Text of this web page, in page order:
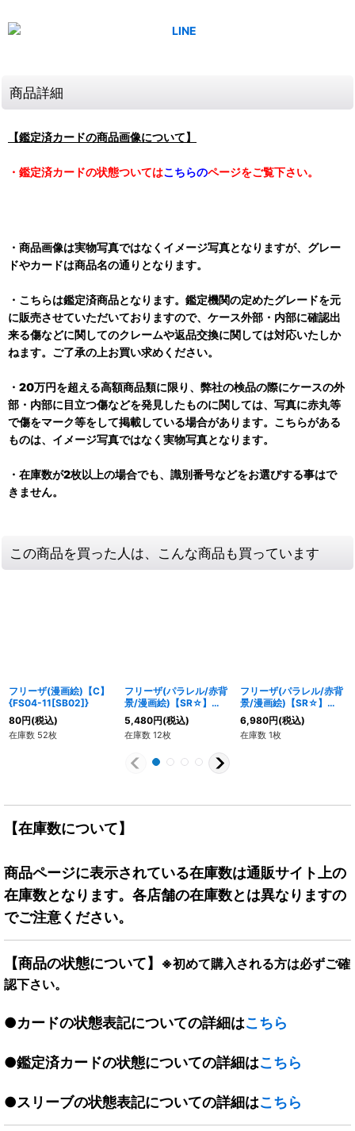
商品詳細
【鑑定済カードの商品画像について】
・鑑定済カードの状態ついてはこちらのページをご覧下さい。
・商品画像は実物写真ではなくイメージ写真となりますが、グレー
ドやカードは商品名の通りとなります。
・こちらは鑑定済商品となります。鑑定機関の定めたグレードを元
に販売させていただいておりますので、ケース外部・内部に確認出
来る傷などに関してのクレームや返品交換に関しては対応いたしか
ねます。ご了承の上お買い求めください。
・20万円を超える高額商品類に限り、弊社の検品の際にケースの外
部・内部に目立つ傷などを発見したものに関しては、写真に赤丸等
で傷をマーク等をして掲載している場合があります。こちらがある
ものは、イメージ写真ではなく実物写真となります。
・在庫数が2枚以上の場合でも、識別番号などをお選びする事はで
きません。
この商品を買った人は、こんな商品も買っています
フリーザ(漫画絵)【C】
{FS04-11[SB02]}
80円(税込)
在庫数 52枚
フリーザ(パラレル/赤背
景/漫画絵)【SR☆】
{SB02-053}
5,480円(税込)
在庫数 12枚
フリーザ(パラレル/赤背
景/漫画絵)【SR☆】
{SB02-054}
6,980円(税込)
在庫数 1枚
【在庫数について】
商品ページに表示されている在庫数は通販サイト上の
在庫数となります。各店舗の在庫数とは異なりますの
でご注意ください。
【商品の状態について】
※初めて購入される方は必ずご確
認下さい。
●カードの状態表記についての詳細はこちら
●鑑定済カードの状態についての詳細はこちら
●スリーブの状態表記についての詳細はこちら